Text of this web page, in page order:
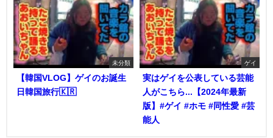
未分類
【韓国VLOG】ゲイのお誕生
日韓国旅行🇰🇷
ゲイ
実はゲイを公表している芸能
人がこちら...【2024年最新
版】#ゲイ #ホモ #同性愛 #芸
能人